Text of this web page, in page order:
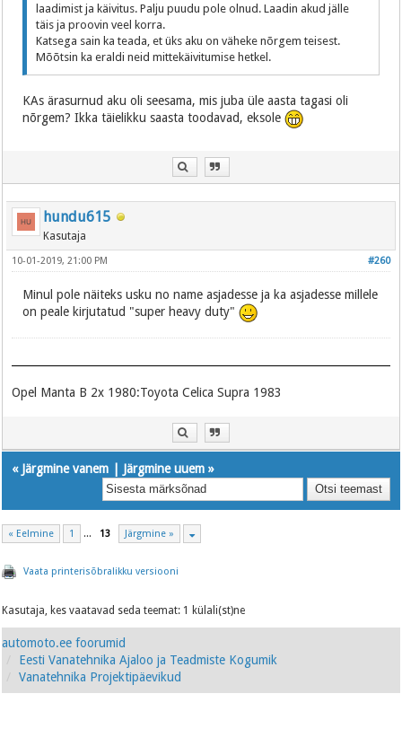
laadimist ja käivitus. Palju puudu pole olnud. Laadin akud jälle
täis ja proovin veel korra.
Katsega sain ka teada, et üks aku on väheke nõrgem teisest.
Mõõtsin ka eraldi neid mittekäivitumise hetkel.
KAs ärasurnud aku oli seesama, mis juba üle aasta tagasi oli
nõrgem? Ikka täielikku saasta toodavad, eksole
hundu615
Kasutaja
#260
10-01-2019, 21:00 PM
Minul pole näiteks usku no name asjadesse ja ka asjadesse millele
on peale kirjutatud "super heavy duty"
Opel Manta B 2x 1980:Toyota Celica Supra 1983
« Järgmine vanem Järgmine uuem »
« Eelmine 1 ... 13 Järgmine »
Vaata printerisõbralikku versiooni
Kasutaja, kes vaatavad seda teemat: 1 külali(st)ne
automoto.ee foorumid
Eesti Vanatehnika Ajaloo ja Teadmiste Kogumik
Vanatehnika Projektipäevikud